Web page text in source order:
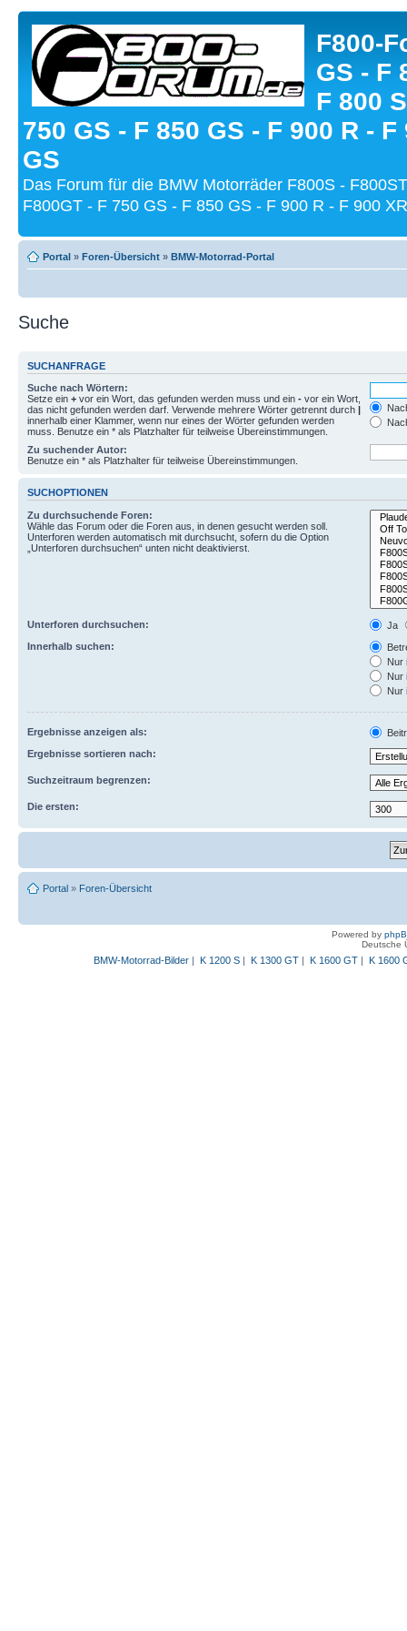
F800-
GS - F
F 800
750 GS - F 850 GS - F 900 R - F
GS
Das Forum für die BMW Motorräder F800S -
F800GT - F 750 GS - F 850 GS - F 900 R - F 900
Portal » Foren-Übersicht » BMW-Motorrad-Portal
Suche
SUCHANFRAGE
Suche nach Wörtern:
Setze ein + vor ein Wort, das gefunden werden muss und ein - vor ein Wort,
das nicht gefunden werden darf. Verwende mehrere Wörter getrennt durch |
innerhalb einer Klammer, wenn nur eines der Wörter gefunden werden
muss. Benutze ein * als Platzhalter für teilweise Übereinstimmungen.
Zu suchender Autor:
Benutze ein * als Platzhalter für teilweise Übereinstimmungen.
SUCHOPTIONEN
Zu durchsuchende Foren:
Wähle das Forum oder die Foren aus, in denen gesucht werden soll.
Unterforen werden automatisch mit durchsucht, sofern du die Option
„Unterforen durchsuchen“ unten nicht deaktivierst.
Unterforen durchsuchen:
Ja
Innerhalb suchen:
Nur
Nur
Nur
Ergebnisse anzeigen als:
Ergebnisse sortieren nach:
Suchzeitraum begrenzen:
Die ersten:
Portal » Foren-Übersicht
Powered by
Deutsche
BMW-Motorrad-Bilder| K 1200 S| K 1300 GT| K 1600 GT| K 1600